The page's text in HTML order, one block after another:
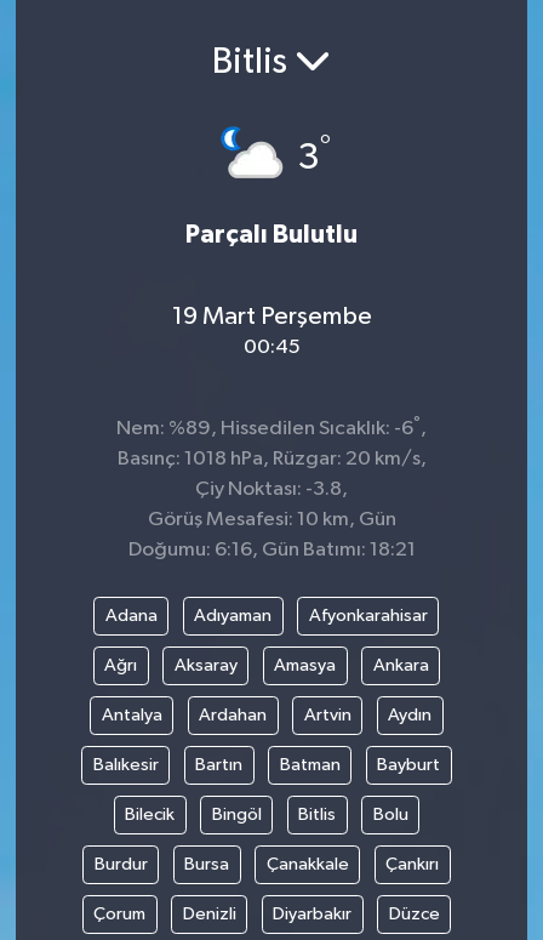
Bitlis
3°
Parçalı Bulutlu
19 Mart Perşembe
00:45
Nem: %89, Hissedilen Sıcaklık: -6° ,
Basınç: 1018 hPa, Rüzgar: 20 km/s,
Çiy Noktası: -3.8,
Görüş Mesafesi: 10 km, Gün
Doğumu: 6:16, Gün Batımı: 18:21
Adana Adıyaman Afyonkarahisar
Ağrı Aksaray Amasya Ankara
Antalya Ardahan Artvin Aydın
Balıkesir Bartın Batman Bayburt
Bilecik Bingöl Bitlis Bolu
Burdur Bursa Çanakkale Çankırı
Çorum Denizli Diyarbakır Düzce